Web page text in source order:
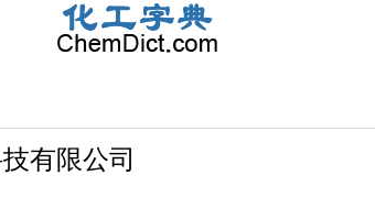
有限公司